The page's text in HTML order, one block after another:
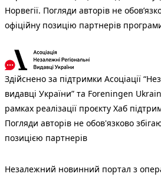
Норвегії. Погляди авторів не
офіційну позицію партнерів
Здійснено за підтримки Асоціації
видавці України” та Foreningen
рамках реалізації проєкту Хаб
Погляди авторів не обов'язково
позицією партнерів
Незалежний новинний портал з